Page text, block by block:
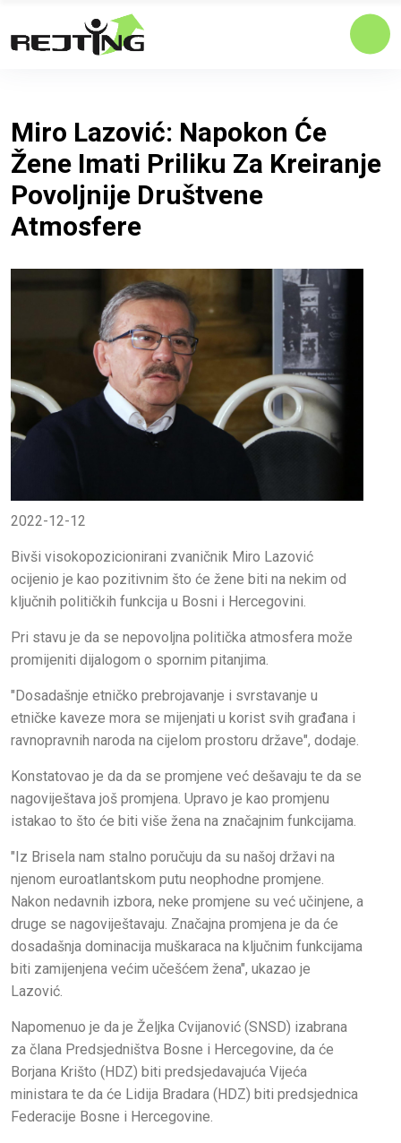
Miro Lazović: Napokon Će
Žene Imati Priliku Za Kreiranje
Povoljnije Društvene
Atmosfere
2022-12-12
Bivši visokopozicionirani zvaničnik Miro Lazović
ocijenio je kao pozitivnim što će žene biti na nekim od
ključnih političkih funkcija u Bosni i Hercegovini.
Pri stavu je da se nepovoljna politička atmosfera može
promijeniti dijalogom o spornim pitanjima.
"Dosadašnje etničko prebrojavanje i svrstavanje u
etničke kaveze mora se mijenjati u korist svih građana i
ravnopravnih naroda na cijelom prostoru države", dodaje.
Konstatovao je da da se promjene već dešavaju te da se
nagoviještava još promjena. Upravo je kao promjenu
istakao to što će biti više žena na značajnim funkcijama.
"Iz Brisela nam stalno poručuju da su našoj državi na
njenom euroatlantskom putu neophodne promjene.
Nakon nedavnih izbora, neke promjene su već učinjene, a
druge se nagoviještavaju. Značajna promjena je da će
dosadašnja dominacija muškaraca na ključnim funkcijama
biti zamijenjena većim učešćem žena", ukazao je
Lazović.
Napomenuo je da je Željka Cvijanović (SNSD) izabrana
za člana Predsjedništva Bosne i Hercegovine, da će
Borjana Krišto (HDZ) biti predsjedavajuća Vijeća
ministara te da će Lidija Bradara (HDZ) biti predsjednica
Federacije Bosne i Hercegovine.